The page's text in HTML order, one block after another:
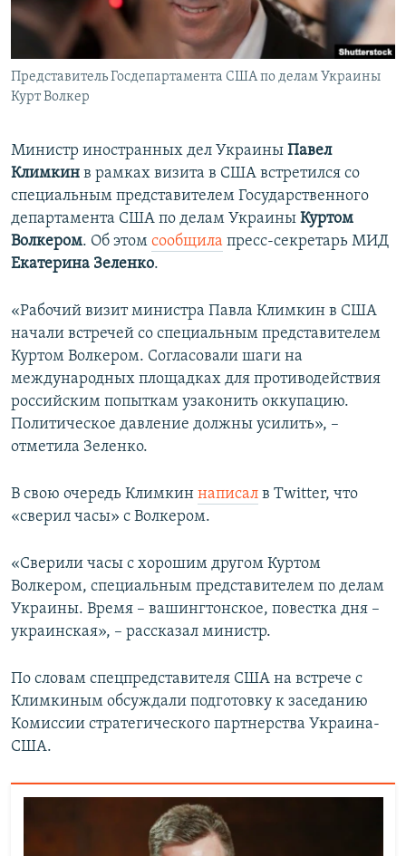
ПОБЕДИТЕЛЕЙ НЕ СУДЯТ?
КРЫМ.НЕПОКОРЕННЫЙ
ELIFBE
ПРИСОЕДИНЯЙТЕСЬ!
Представитель Госдепартамента США по делам Украины
Курт Волкер
Министр иностранных дел Украины Павел
Климкин в рамках визита в США встретился со
специальным представителем Государственного
департамента США по делам Украины Куртом
Волкером. Об этом сообщила пресс-секретарь МИД
Екатерина Зеленко.
«Рабочий визит министра Павла Климкин в США
начали встречей со специальным представителем
Куртом Волкером. Согласовали шаги на
международных площадках для противодействия
российским попыткам узаконить оккупацию.
Политическое давление должны усилить», –
отметила Зеленко.
В свою очередь Климкин написал в Twitter, что
«сверил часы» с Волкером.
«Сверили часы с хорошим другом Куртом
Волкером, специальным представителем по делам
Украины. Время – вашингтонское, повестка дня –
украинская», – рассказал министр.
По словам спецпредставителя США на встрече с
Климкиным обсуждали подготовку к заседанию
Комиссии стратегического партнерства Украина-
США.